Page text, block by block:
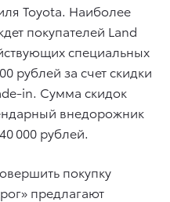
Toyota. Наиболее
покупателей Land
специальных
рублей за счет скидки
in. Сумма скидок
внедорожник
000 рублей.
покупку
предлагают